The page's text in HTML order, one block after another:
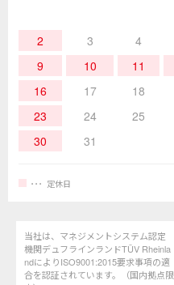
2
3 4
9
10 11
16
17 18
23
24 25
30
31
定休日
当社は、マネジメントシステム認定
機関デュフラインランドTÜV Rheinla
ndによりISO9001:2015要求事項の適
合を認証されています。（国内拠点限